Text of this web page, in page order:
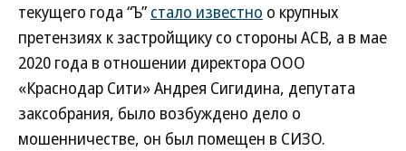
текущего года “Ъ” стало известно о крупных
претензиях к застройщику со стороны АСВ, а в мае
2020 года в отношении директора ООО
«Краснодар Сити» Андрея Сигидина, депутата
заксобрания, было возбуждено дело о
мошенничестве, он был помещен в СИЗО.